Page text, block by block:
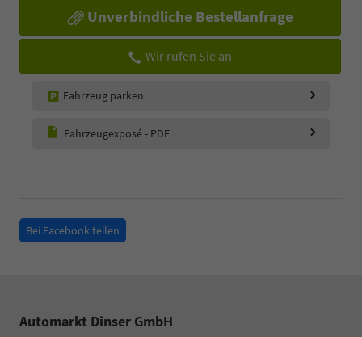
Unverbindliche Bestellanfrage
Wir rufen Sie an
Fahrzeug parken
Fahrzeugexposé - PDF
Bei Facebook teilen
Automarkt Dinser GmbH